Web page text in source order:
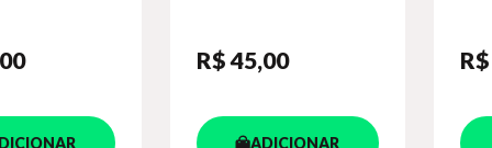
R$ 45,00
ADICIONAR